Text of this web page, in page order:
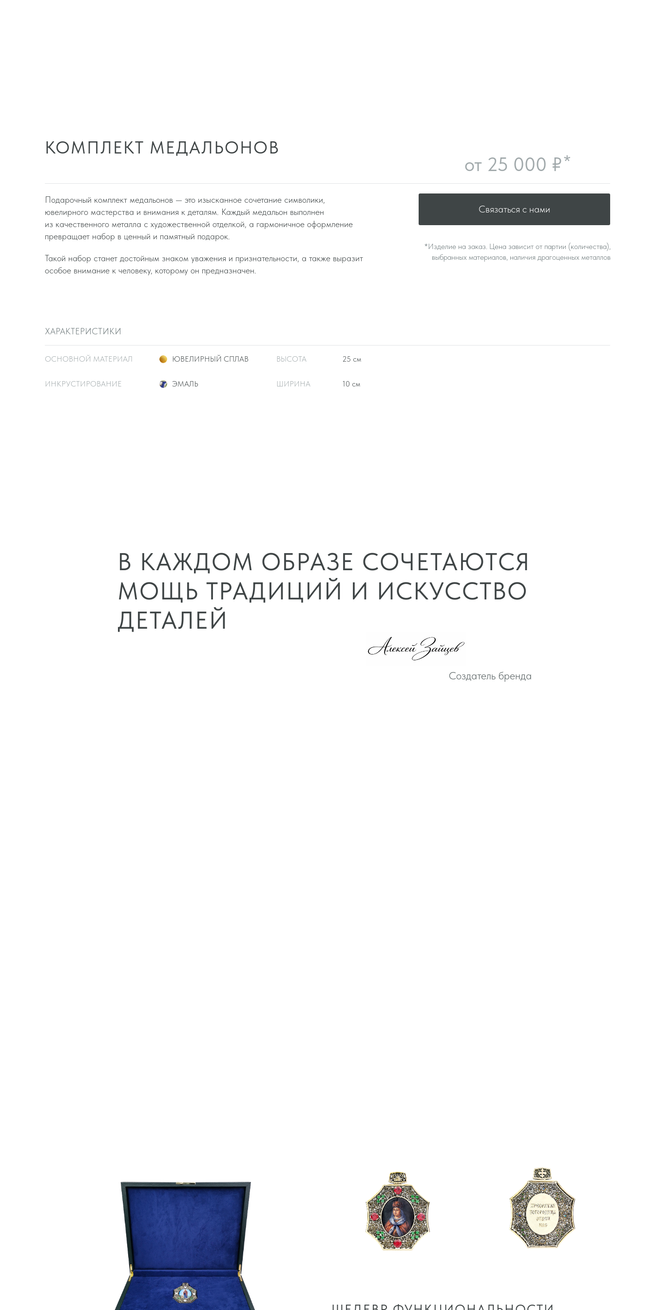
от 25 000 ₽*
КОМПЛЕКТ МЕДАЛЬОНОВ
Подарочный комплект медальонов — это изысканное сочетание символики,
ювелирного мастерства и внимания к деталям. Каждый медальон выполнен
из качественного металла с художественной отделкой, а гармоничное оформление
превращает набор в ценный и памятный подарок.
*Изделие на заказ. Цена зависит от партии (количества),
выбранных материалов, наличия драгоценных металлов
ХАРАКТЕРИСТИКИ
ОСНОВНОЙ МАТЕРИАЛ
ИНКРУСТИРОВАНИЕ
ЮВЕЛИРНЫЙ СПЛАВ
ЭМАЛЬ
ВЫСОТА
ШИРИНА
25 см
10 см
Такой набор станет достойным знаком уважения и признательности, а также выразит
особое внимание к человеку, которому он предназначен.
Связаться с нами
Отправляя форму, вы соглашаетесь с политикой конфидециальности
В КАЖДОМ ОБРАЗЕ СОЧЕТАЮТСЯ
МОЩЬ ТРАДИЦИЙ И ИСКУССТВО
ДЕТАЛЕЙ
Создатель бренда